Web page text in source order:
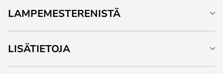
LAMPEMESTERENISTÄ
LISÄTIETOJA